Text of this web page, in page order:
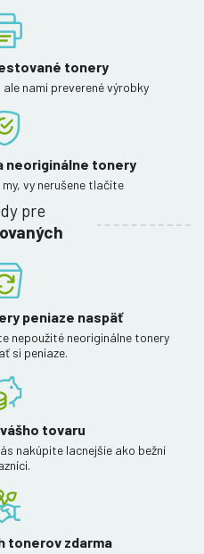
tonery
nami preverené výrobky
neoriginálne tonery
vy nerušene tlačíte
pre
peniaze naspäť
nepoužité neoriginálne tonery
si peniaze.
tovaru
nakúpite lacnejšie ako bežní
tonerov zdarma